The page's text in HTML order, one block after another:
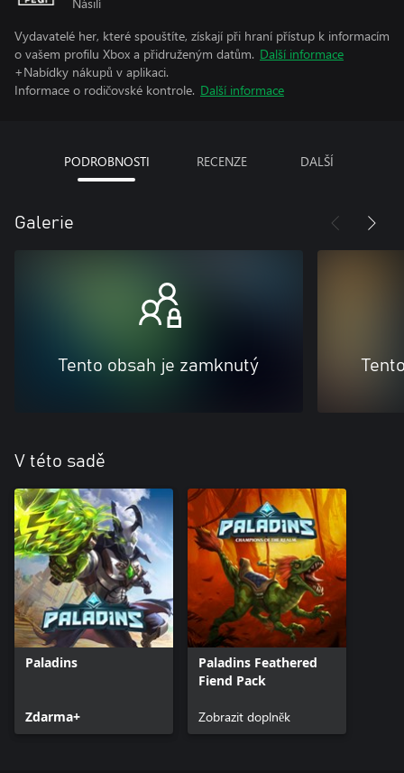
Vydavatelé her, které spouštíte, získají při hraní přístup k informacím
o vašem profilu Xbox a přidruženým datům. Další informace
+Nabídky nákupů v aplikaci.
Informace o rodičovské kontrole. Další informace
PODROBNOSTI RECENZE DALŠÍ
Galerie
Tento obsah je zamknutý
V této sadě
Paladins
Zdarma+
Paladins Feathered
Fiend Pack
Zobrazit doplněk